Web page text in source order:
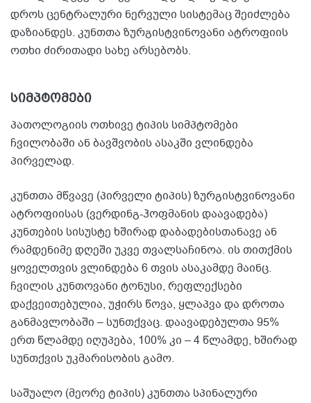
დროს ცენტრალური ნერვული სისტემაც შეიძლება
დაზიანდეს. კუნთთა ზურგისტვინოვანი ატროფიის
ოთხი ძირითადი სახე არსებობს.
სიმპტომები
პათოლოგიის ოთხივე ტიპის სიმპტომები
ჩვილობაში ან ბავშვობის ასაკში ვლინდება
პირველად.
კუნთთა მწვავე (პირველი ტიპის) ზურგისტვინოვანი
ატროფიისას (ვერდინგ-ჰოფმანის დაავადება)
კუნთების სისუსტე ხშირად დაბადებისთანავე ან
რამდენიმე დღეში უკვე თვალსაჩინოა. ის თითქმის
ყოველთვის ვლინდება 6 თვის ასაკამდე მაინც.
ჩვილის კუნთოვანი ტონუსი, რეფლექსები
დაქვეითებულია, უჭირს წოვა, ყლაპვა და დროთა
განმავლობაში – სუნთქვაც. დაავადებულთა 95%
ერთ წლამდე იღუპება, 100% კი – 4 წლამდე, ხშირად
სუნთქვის უკმარისობის გამო.
საშუალო (მეორე ტიპის) კუნთთა სპინალური